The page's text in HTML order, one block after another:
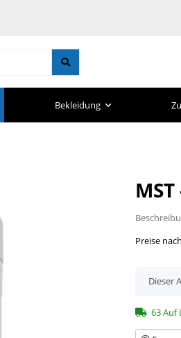
Bekleidung
Preise
x
Dieser
63 Auf